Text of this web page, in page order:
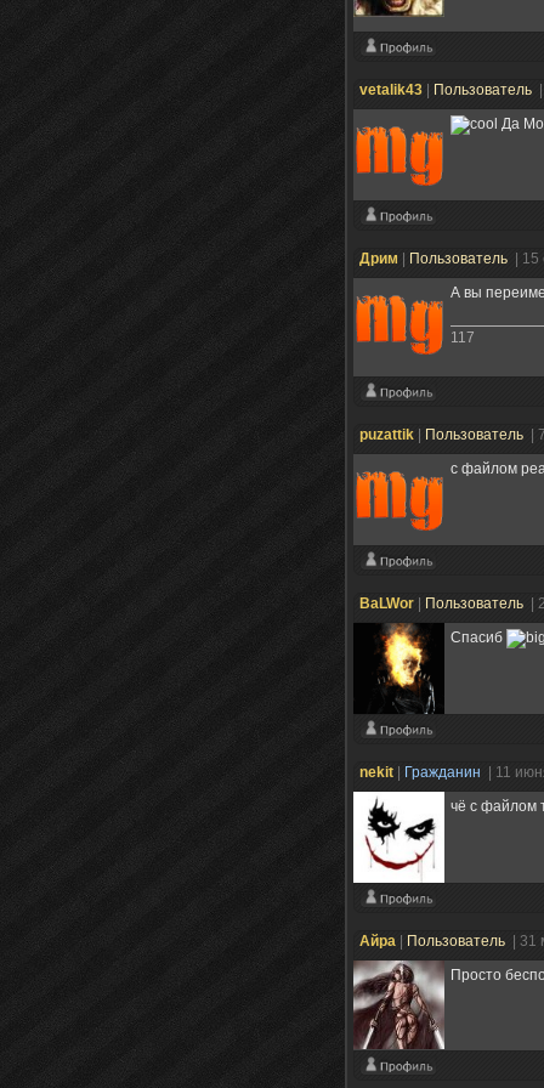
vetalik43 Пользователь
Да
Дрим Пользователь
|
А вы
117
puzattik Пользователь
|
c файлом
BaLWor Пользователь |
Спасиб
nekit Гражданин
| 11
чё с файлом
Айра Пользователь
|
Просто